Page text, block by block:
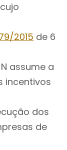
2015 de 6
assume a
incentivos
dos
de